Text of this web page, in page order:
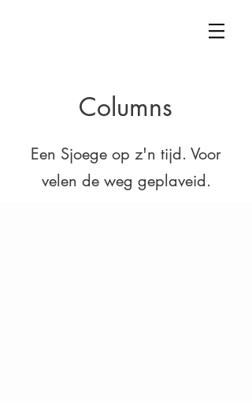
Columns
Een Sjoege op z'n tijd. Voor
velen de weg geplaveid.